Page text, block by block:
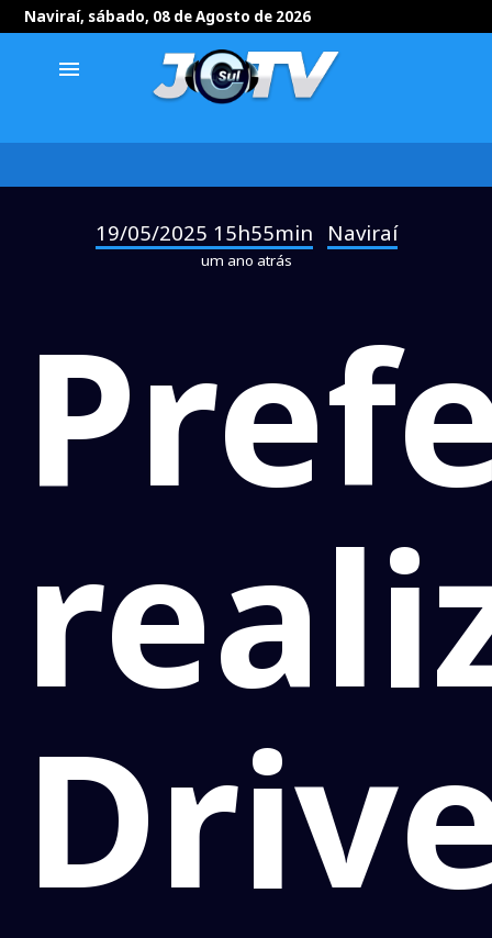
Naviraí, sábado, 08 de Agosto de 2026
menu
19/05/2025 15h55min Naviraí
um ano atrás